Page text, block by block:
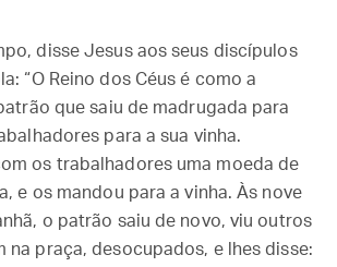
disse Jesus aos seus discípulos
“O Reino dos Céus é como a
que saiu de madrugada para
para a sua vinha.
os trabalhadores uma moeda de
e os mandou para a vinha. Às nove
o patrão saiu de novo, viu outros
na praça, desocupados, e lhes disse: